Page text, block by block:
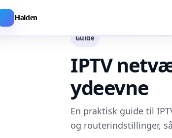
Halden
Guide
IPTV
ydeevne
En praktisk guide til
og routerindstillinger,